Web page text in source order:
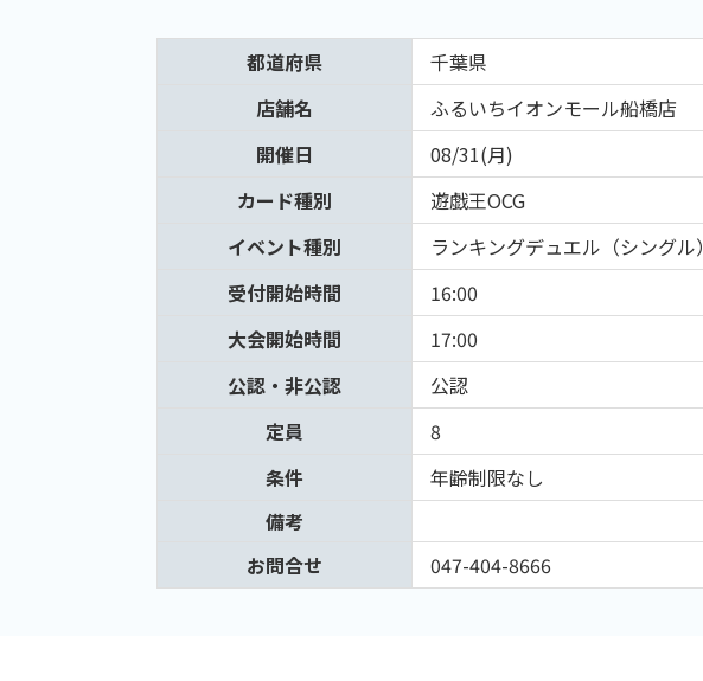
都道府県
千葉県
店舗名
ふるいちイオンモール船橋店
開催日
08/31(月)
カード種別
遊戯王OCG
イベント種別
ランキングデュエル（シングル）
受付開始時間
16:00
大会開始時間
17:00
公認・非公認
公認
定員
8
条件
年齢制限なし
備考
お問合せ
047-404-8666